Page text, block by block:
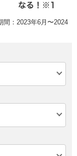
間：2023年6月〜2024